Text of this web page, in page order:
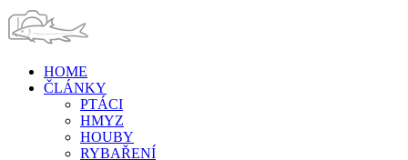
HOME
ČLÁNKY
PTÁCI
HMYZ
HOUBY
RYBAŘENÍ